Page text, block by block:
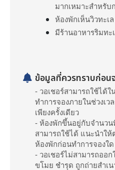
มากเหมาะสำหรับ
ห้องพักเห็นวิวทะเ
มีร้านอาหารริมท
ข้อมูลที่ควรทราบก่อน
- วอเชอร์สามารถใช้ได้
ทำการจองภายในช่วงเว
เพียงครั้งเดียว
- ห้องพักขึ้นอยู่กับจำนวน
สามารถใช้ได้ แนะนำใ
ห้องพักก่อนทำการจองใด
- วอเชอร์ไม่สามารถออ
ขโมย ชำรุด ถูกถ่ายสำเ